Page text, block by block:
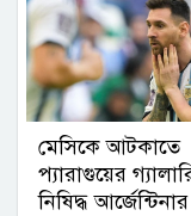
মেসিকে আটকাতে
প্যারাগুয়ের
নিষিদ্ধ